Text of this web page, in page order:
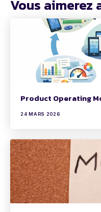
Vous aimerez
Product Operating
24 MARS 2026